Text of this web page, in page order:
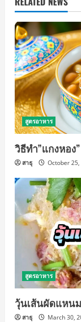
v
i
g
a
t
i
o
n
สูตรอาหาร
วิธีทำ”แกงหอง
สาธุ October
สูตรอาหาร
วุ้นเส้นผัดแหนม
สาธุ March 30,